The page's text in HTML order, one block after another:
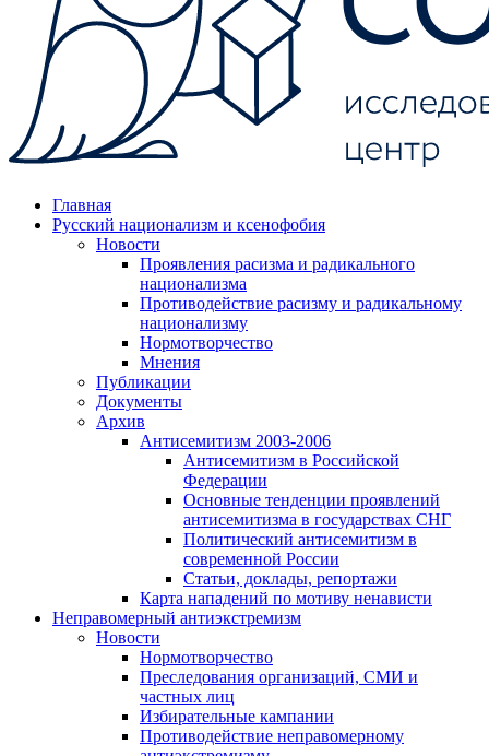
Главная
Русский национализм и ксенофобия
Новости
Проявления расизма и радикального
национализма
Противодействие расизму и радикальному
национализму
Нормотворчество
Мнения
Публикации
Документы
Архив
Антисемитизм 2003-2006
Антисемитизм в Российской
Федерации
Основные тенденции проявлений
антисемитизма в государствах СНГ
Политический антисемитизм в
современной России
Статьи, доклады, репортажи
Карта нападений по мотиву ненависти
Неправомерный антиэкстремизм
Новости
Нормотворчество
Преследования организаций, СМИ и
частных лиц
Избирательные кампании
Противодействие неправомерному